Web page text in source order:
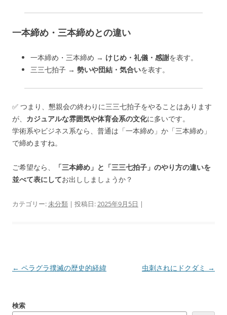
一本締め・三本締めとの違い
一本締め・三本締め → けじめ・礼儀・感謝を表す。
三三七拍子 → 勢いや団結・気合いを表す。
✅ つまり、懇親会の終わりに三三七拍子をやることはあります
が、 カジュアルな雰囲気や体育会系の文化に多いです。
学術系やビジネス系なら、普通は「一本締め」か「三本締め」
で締めますね。
ご希望なら、
「三本締め」と「三三七拍子」のやり方の違いを
並べて表にしてお出ししましょうか？
カテゴリー:未分類 | 投稿日:2025年9月5日 |
投
ビ
← ペラグラ撲滅の歴史的経緯 虫刺されにドクダミ →
検索